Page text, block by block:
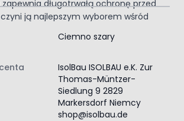
długotrwałą ochronę przed
ją najlepszym wyborem wśród
w Każdym Detalu
ochronę.
Farba z hydroizolacjąnie
dach jest odporny na deszcz i wilgoć, ale
biologiczną korozję. Dzięki wyjątkowym
jak odporność na działanie
Ciemno szary
IsolBau ISOLBAU e.K. Zur
Thomas-Müntzer-
Siedlung 9 2829
Markersdorf Niemcy
shop@isolbau.de